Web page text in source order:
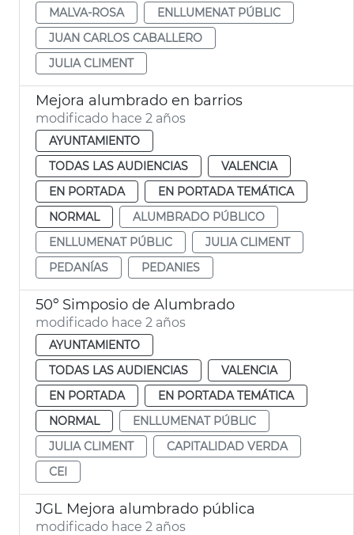
MALVA-ROSA
ENLLUMENAT PÚBLIC
JUAN CARLOS CABALLERO
JULIA CLIMENT
Mejora alumbrado en barrios
modificado hace 2 años
AYUNTAMIENTO
TODAS LAS AUDIENCIAS
VALENCIA
EN PORTADA
EN PORTADA TEMÁTICA
NORMAL
ALUMBRADO PÚBLICO
ENLLUMENAT PÚBLIC
JULIA CLIMENT
PEDANÍAS
PEDANIES
50º Simposio de Alumbrado
modificado hace 2 años
AYUNTAMIENTO
TODAS LAS AUDIENCIAS
VALENCIA
EN PORTADA
EN PORTADA TEMÁTICA
NORMAL
ENLLUMENAT PÚBLIC
JULIA CLIMENT
CAPITALIDAD VERDA
CEI
JGL Mejora alumbrado pública
modificado hace 2 años